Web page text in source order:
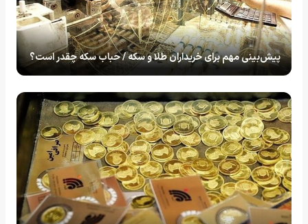
پیش‌بینی مهم برای خریداران طلا و سکه / حباب سکه چقدر است؟